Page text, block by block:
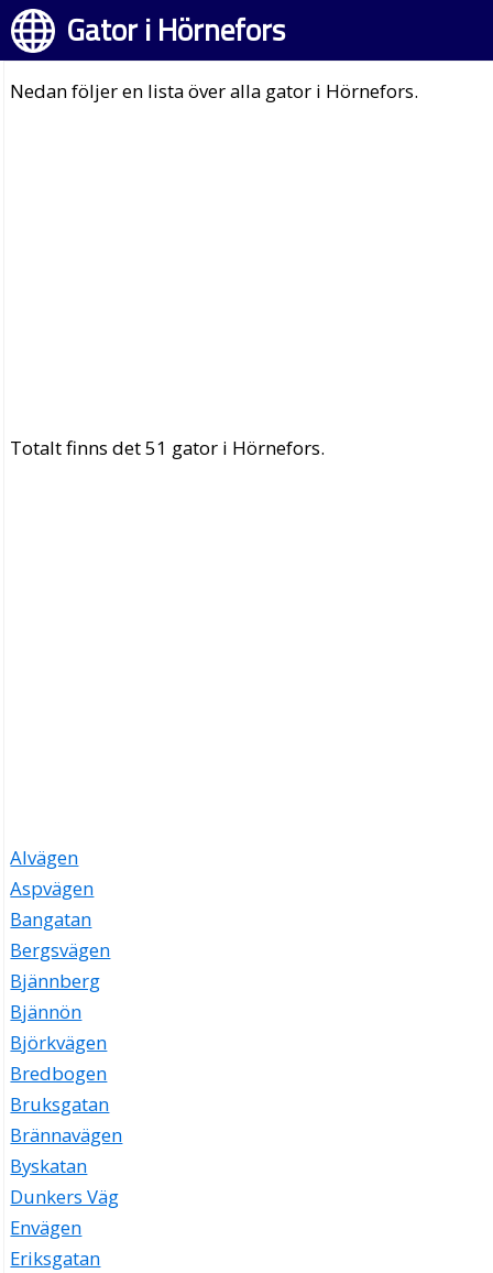
Gator i Hörnefors
Nedan följer en lista över alla gator i Hörnefors.
Totalt finns det 51 gator i Hörnefors.
Alvägen
Aspvägen
Bangatan
Bergsvägen
Bjännberg
Bjännön
Björkvägen
Bredbogen
Bruksgatan
Brännavägen
Byskatan
Dunkers Väg
Envägen
Eriksgatan